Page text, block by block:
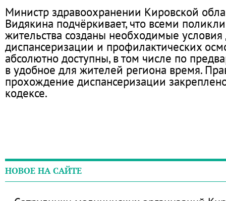
Министр здравоохранении Кировской
Видякина подчёркивает, что всеми
жительства созданы необходимые
диспансеризации и профилактических
абсолютно доступны, в том числе по
в удобное для жителей региона время.
прохождение диспансеризации
кодексе.
НОВОЕ НА САЙТЕ